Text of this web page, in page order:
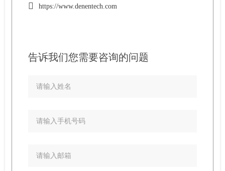
告诉我们您需要咨询的问题
https://www.denentech.com